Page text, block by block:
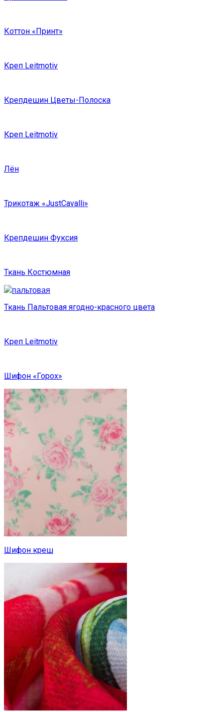
Коттон «Принт»
Креп Leitmotiv
Крепдешин Цветы-Полоска
Креп Leitmotiv
Лён
Трикотаж «JustCavalli»
Крепдешин Фуксия
Ткань Костюмная
Ткань Пальтовая ягодно-красного цвета
Креп Leitmotiv
Шифон «Горох»
Шифон креш